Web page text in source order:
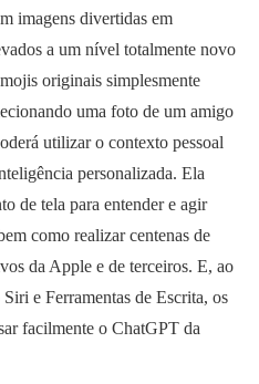
imagens divertidas em
a um nível totalmente novo
originais simplesmente
uma foto de um amigo
utilizar o contexto pessoal
personalizada. Ela
de tela para entender e agir
como realizar centenas de
da Apple e de terceiros. E, ao
e Ferramentas de Escrita, os
facilmente o ChatGPT da